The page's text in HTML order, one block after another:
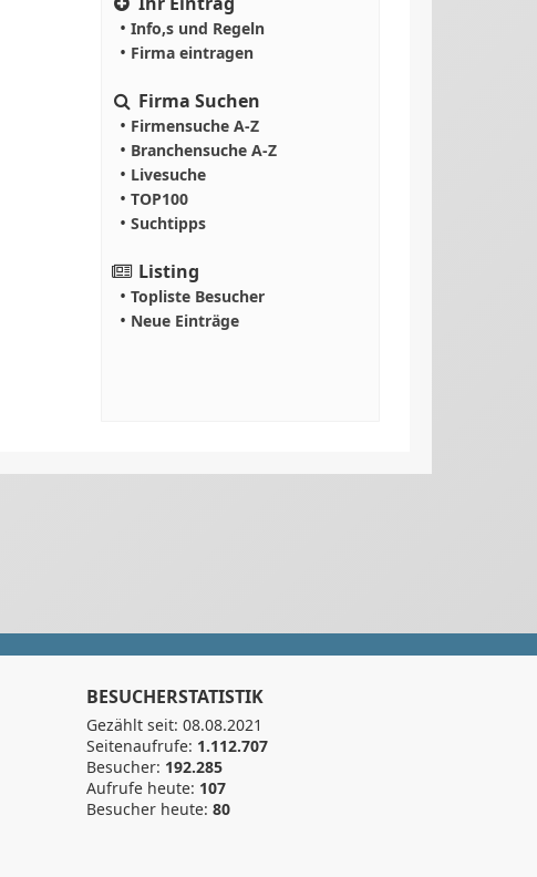
• Info,s und Regeln
• Firma eintragen
Firma Suchen
• Firmensuche A-Z
• Branchensuche A-Z
• Livesuche
• TOP100
• Suchtipps
Listing
• Topliste Besucher
• Neue Einträge
BESUCHERSTATISTIK
Gezählt seit: 08.08.2021
Seitenaufrufe: 1.112.707
Besucher: 192.285
Aufrufe heute: 107
Besucher heute: 80